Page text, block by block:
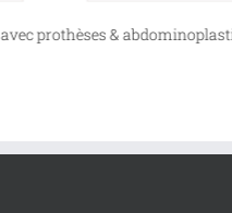
& abdominoplastie